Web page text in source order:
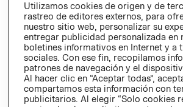
Utilizamos cookies de origen y de
rastreo de editores externos, para
nuestro sitio web, personalizar su
entregar publicidad personalizada en
boletines informativos en Internet y a
sociales. Con ese fin, recopilamos
patrones de navegación y el
Al hacer clic en “Aceptar todas”,
compartamos esta información con
publicitarios. Al elegir “Solo cookies